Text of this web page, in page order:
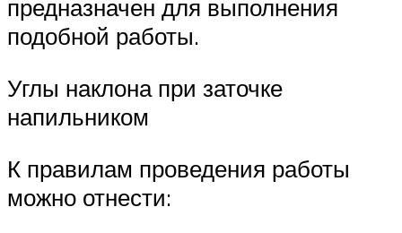
предназначен для выполнения
подобной работы.
Углы наклона при заточке
напильником
К правилам проведения работы
можно отнести: